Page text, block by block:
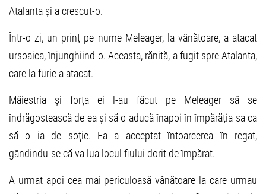
Atalanta și a crescut-o.
Într-o zi, un prinț pe nume Meleager, la vânătoare, a atacat
ursoaica, înjunghiind-o. Aceasta, rănită, a fugit spre Atalanta,
care la furie a atacat.
Măiestria și forța ei l-au făcut pe Meleager să se
îndrăgostească de ea și să o aducă înapoi în împărăția sa ca
să o ia de soţie. Ea a acceptat întoarcerea în regat,
gândindu-se că va lua locul fiului dorit de împărat.
A urmat apoi cea mai periculoasă vânătoare la care urmau